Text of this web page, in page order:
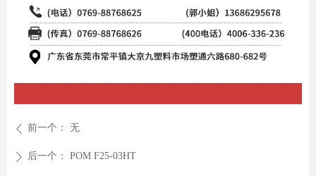
ꄴ 前一个： 无
ꄲ 后一个： POM F25-03HT